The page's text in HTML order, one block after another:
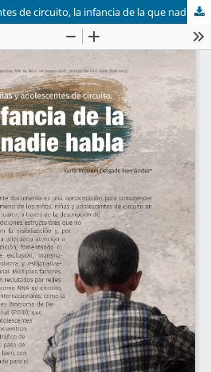
Niños, niñas y adolescentes de circuito, la infancia de la que nadie habla